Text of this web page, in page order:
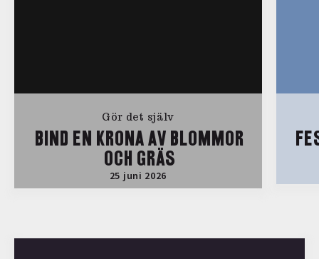
Gör det själv
BIND EN KRONA AV BLOMMOR
OCH GRÄS
25 juni 2026